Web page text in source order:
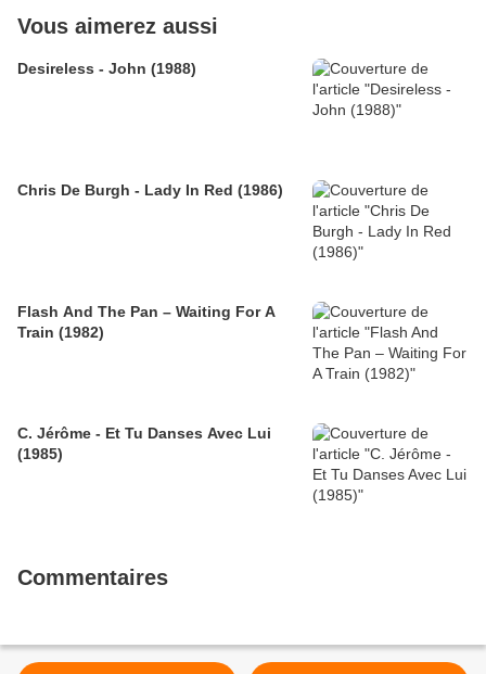
Vous aimerez aussi
Desireless - John (1988)
Chris De Burgh - Lady In Red (1986)
Flash And The Pan – Waiting For A
Train (1982)
C. Jérôme - Et Tu Danses Avec Lui
(1985)
Commentaires